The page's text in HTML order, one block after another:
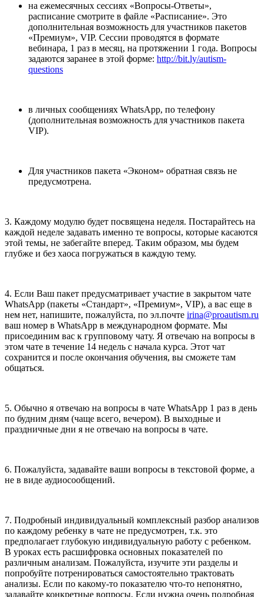
на ежемесячных сессиях «Вопросы-Ответы»,
расписание смотрите в файле «Расписание». Это
дополнительная возможность для участников пакетов
«Премиум», VIP. Сессии проводятся в формате
вебинара, 1 раз в месяц, на протяжении 1 года. Вопросы
задаются заранее в этой форме: http://bit.ly/autism-
questions
в личных сообщениях WhatsApp, по телефону
(дополнительная возможность для участников пакета
VIP).
Для участников пакета «Эконом» обратная связь не
предусмотрена.
3. Каждому модулю будет посвящена неделя. Постарайтесь на
каждой неделе задавать именно те вопросы, которые касаются
этой темы, не забегайте вперед. Таким образом, мы будем
глубже и без хаоса погружаться в каждую тему.
4. Если Ваш пакет предусматривает участие в закрытом чате
WhatsApp (пакеты «Стандарт», «Премиум», VIP), а вас еще в
нем нет, напишите, пожалуйста, по эл.почте irina@proautism.ru
ваш номер в WhatsApp в международном формате. Мы
присоединим вас к групповому чату. Я отвечаю на вопросы в
этом чате в течение 14 недель с начала курса. Этот чат
сохранится и после окончания обучения, вы сможете там
общаться.
5. Обычно я отвечаю на вопросы в чате WhatsApp 1 раз в день
по будним дням (чаще всего, вечером). В выходные и
праздничные дни я не отвечаю на вопросы в чате.
6. Пожалуйста, задавайте ваши вопросы в текстовой форме, а
не в виде аудиосообщений.
7. Подробный индивидуальный комплексный разбор анализов
по каждому ребенку в чате не предусмотрен, т.к. это
предполагает глубокую индивидуальную работу с ребенком.
В уроках есть расшифровка основных показателей по
различным анализам. Пожалуйста, изучите эти разделы и
попробуйте потренироваться самостоятельно трактовать
анализы. Если по какому-то показателю что-то непонятно,
задавайте конкретные вопросы. Если нужна очень подробная